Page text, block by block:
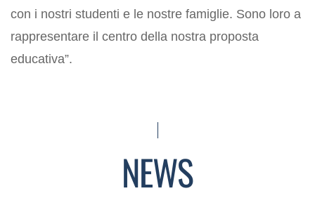
con i nostri studenti e le nostre famiglie. Sono loro a
rappresentare il centro della nostra proposta
educativa”.
NEWS